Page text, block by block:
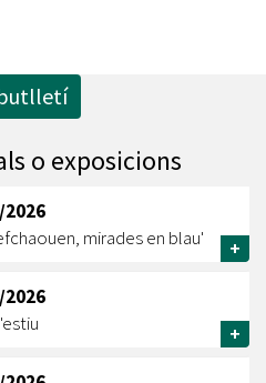
o exposicions
mirades en blau'
+
+